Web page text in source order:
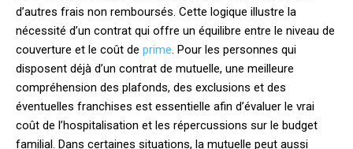
d’autres frais non remboursés. Cette logique illustre la
nécessité d’un contrat qui offre un équilibre entre le niveau de
couverture et le coût de prime. Pour les personnes qui
disposent déjà d’un contrat de mutuelle, une meilleure
compréhension des plafonds, des exclusions et des
éventuelles franchises est essentielle afin d’évaluer le vrai
coût de l’hospitalisation et les répercussions sur le budget
familial. Dans certaines situations, la mutuelle peut aussi